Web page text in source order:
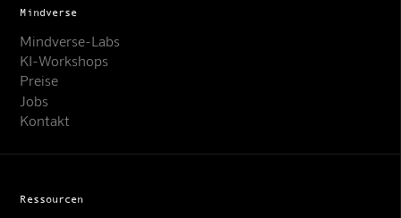
Mindverse
Mindverse-Labs
KI-Workshops
Preise
Jobs
Kontakt
Ressourcen